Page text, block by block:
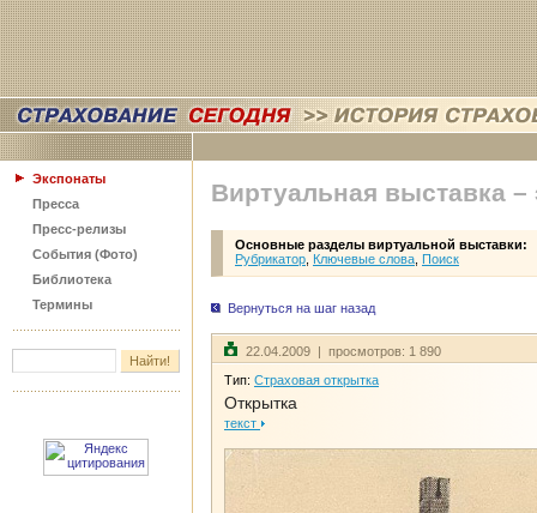
Экспонаты
Пресса
Пресс-релизы
События (Фото)
Библиотека
Термины
Виртуальная выставка –
Основные разделы виртуальной выставки:
Рубрикатор Ключевые слова Поиск
Вернуться на шаг назад
22.04.2009 | просмотров: 1 890
Тип: Страховая открытка
Открытка
текст